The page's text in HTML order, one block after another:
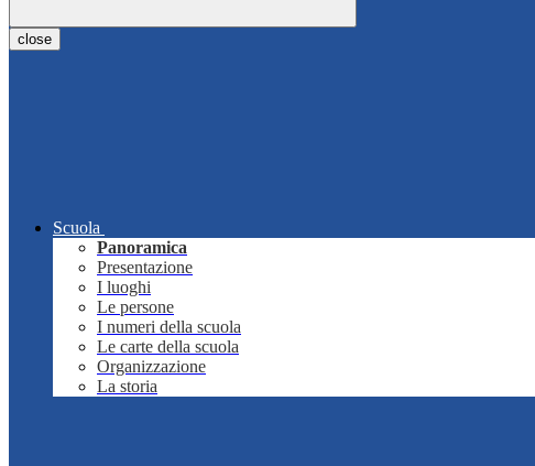
close
Scuola
Panoramica
Presentazione
I luoghi
Le persone
I numeri della scuola
Le carte della scuola
Organizzazione
La storia